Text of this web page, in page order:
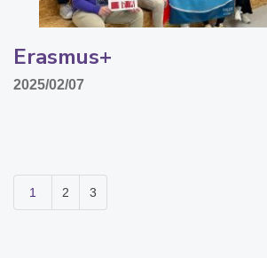
Erasmus+
2025/02/07
1 2 3